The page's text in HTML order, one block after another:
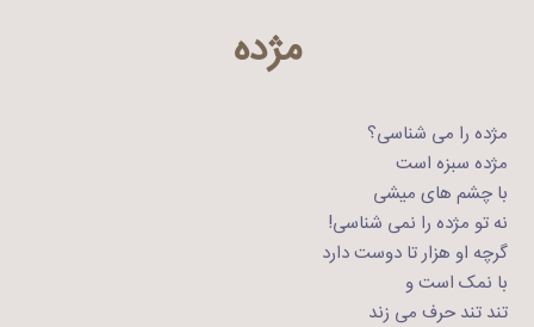
مژده
مژده را می شناسی؟
مژده سبزه است
با چشم های میشی
نه تو مژده را نمی شناسی!
گرچه او هزار تا دوست دارد
با نمک است و
تند تند حرف می زند